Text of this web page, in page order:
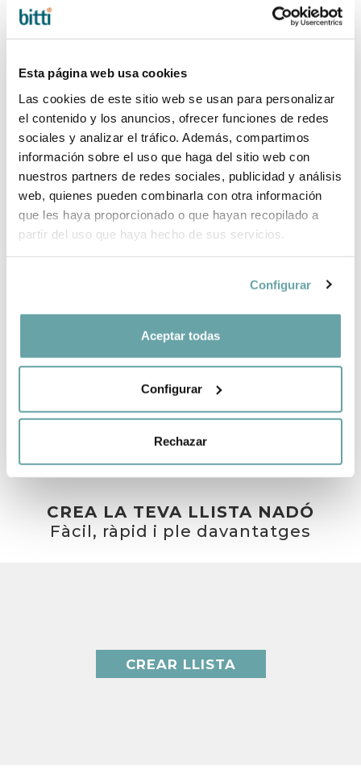
Esta página web usa cookies
Las cookies de este sitio web se usan para personalizar
el contenido y los anuncios, ofrecer funciones de redes
sociales y analizar el tráfico. Además, compartimos
información sobre el uso que haga del sitio web con
nuestros partners de redes sociales, publicidad y análisis
web, quienes pueden combinarla con otra información
que les haya proporcionado o que hayan recopilado a
partir del uso que haya hecho de sus servicios.
Configurar
Aceptar todas
Configurar
Rechazar
GARANTIA DE 3 ANYS*
PER QUÈ TRIAR BITTI?
INFORMACIÓ DE LA MARCA
COMPLETA LA TEVA COMPRA
COMPARTIR
ALTRES CLIENTS TAMBÉ VAN VEURE
CREA LA TEVA LLISTA NADÓ
Fàcil, ràpid i ple davantatges
CREAR LLISTA